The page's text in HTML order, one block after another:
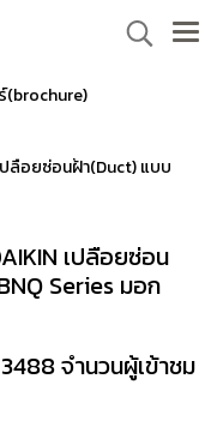
(brochure)
ปลือยซ่อนฝ้า(Duct) แบบ
เปลือยซ่อน
Series มอก
3488 จำนวนผู้เข้าชม